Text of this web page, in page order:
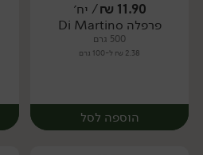
יח׳
11.90
₪/ יח׳
פרפלה Di Martino
500 גרם
2.38 ₪ ל-100 גרם
הוספה לסל